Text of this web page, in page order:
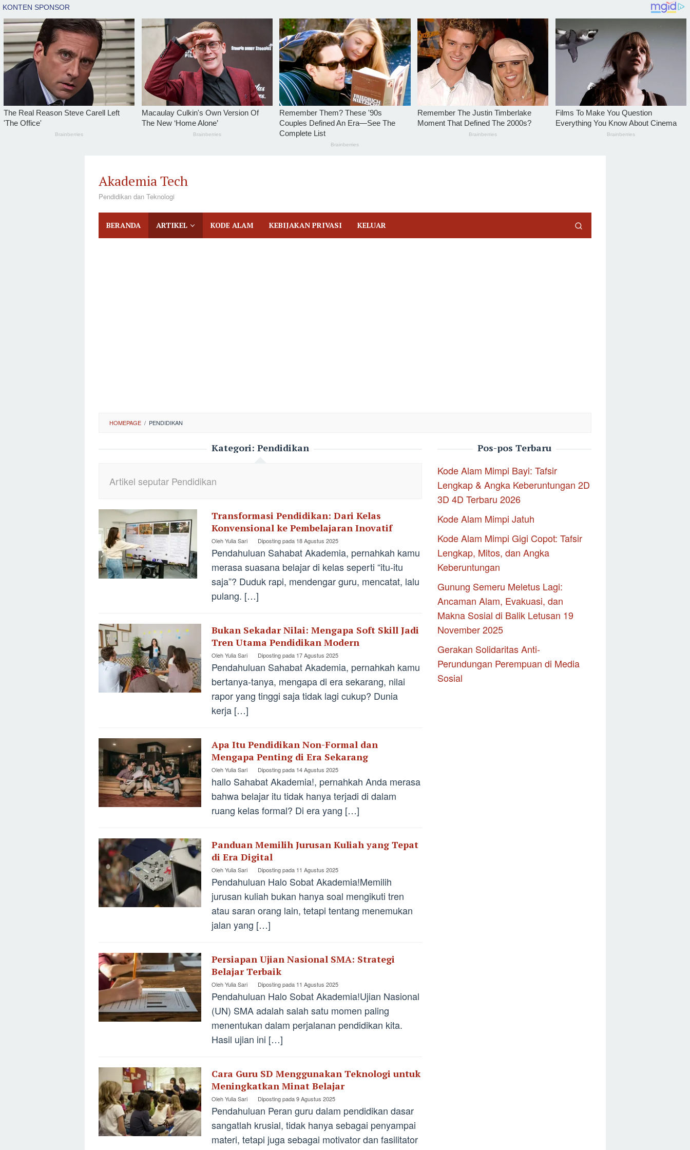
konten
Akademia Tech
Pendidikan dan Teknologi
BERANDA ARTIKEL KODE ALAM KEBIJAKAN PRIVASI KELUAR
tutup tutup
HOMEPAGE / PENDIDIKAN
Kategori: Pendidikan
Artikel seputar Pendidikan
Transformasi Pendidikan: Dari Kelas
Konvensional ke Pembelajaran Inovatif
OlehYulia Sari Diposting pada 18 Agustus 2025
Pendahuluan Sahabat Akademia, pernahkah kamu
merasa suasana belajar di kelas seperti “itu-itu
saja”? Duduk rapi, mendengar guru, mencatat, lalu
pulang. […]
Bukan Sekadar Nilai: Mengapa Soft Skill Jadi
Tren Utama Pendidikan Modern
OlehYulia Sari Diposting pada 17 Agustus 2025
Pendahuluan Sahabat Akademia, pernahkah kamu
bertanya-tanya, mengapa di era sekarang, nilai
rapor yang tinggi saja tidak lagi cukup? Dunia
kerja […]
Apa Itu Pendidikan Non-Formal dan
Mengapa Penting di Era Sekarang
OlehYulia Sari Diposting pada 14 Agustus 2025
hallo Sahabat Akademia!, pernahkah Anda merasa
bahwa belajar itu tidak hanya terjadi di dalam
ruang kelas formal? Di era yang […]
Panduan Memilih Jurusan Kuliah yang Tepat
di Era Digital
OlehYulia Sari Diposting pada 11 Agustus 2025
Pendahuluan Halo Sobat Akademia!Memilih
jurusan kuliah bukan hanya soal mengikuti tren
atau saran orang lain, tetapi tentang menemukan
jalan yang […]
Persiapan Ujian Nasional SMA: Strategi
Belajar Terbaik
OlehYulia Sari Diposting pada 11 Agustus 2025
Pendahuluan Halo Sobat Akademia!Ujian Nasional
(UN) SMA adalah salah satu momen paling
menentukan dalam perjalanan pendidikan kita.
Hasil ujian ini […]
Cara Guru SD Menggunakan Teknologi untuk
Meningkatkan Minat Belajar
OlehYulia Sari Diposting pada9 Agustus 2025
Pendahuluan Peran guru dalam pendidikan dasar
sangatlah krusial, tidak hanya sebagai penyampai
materi, tetapi juga sebagai motivator dan fasilitator
Pos-pos Terbaru
Kode Alam Mimpi Bayi: Tafsir
Lengkap & Angka Keberuntungan 2D
3D 4D Terbaru 2026
Kode Alam Mimpi Jatuh
Kode Alam Mimpi Gigi Copot: Tafsir
Lengkap, Mitos, dan Angka
Keberuntungan
Gunung Semeru Meletus Lagi:
Ancaman Alam, Evakuasi, dan
Makna Sosial di Balik Letusan 19
November 2025
Gerakan Solidaritas Anti-
Perundungan Perempuan di Media
Sosial